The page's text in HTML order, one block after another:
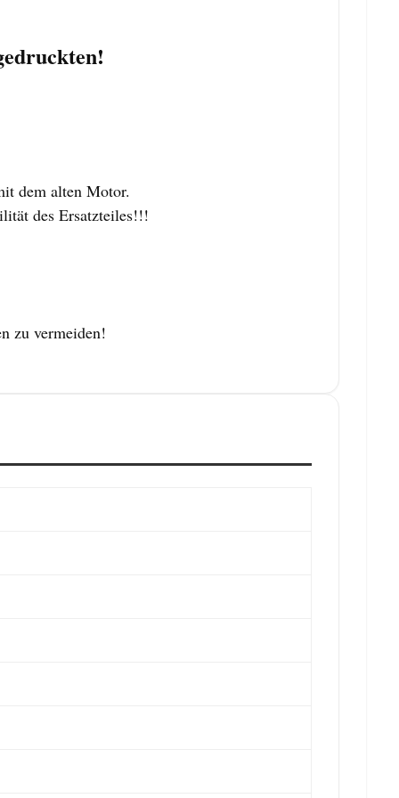
dem alten Motor.
des Ersatzteiles!!!
zu vermeiden!